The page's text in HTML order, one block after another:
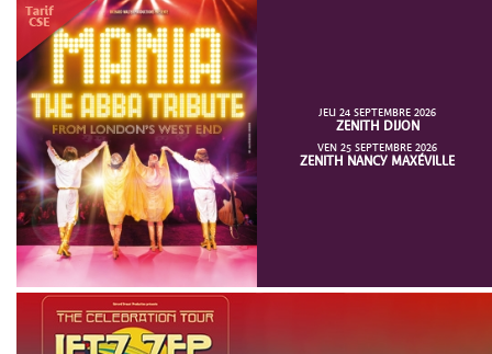
JEU 24 SEPTEMBRE 2026
ZENITH DIJON
VEN 25 SEPTEMBRE 2026
ZENITH NANCY MAXÉVILLE